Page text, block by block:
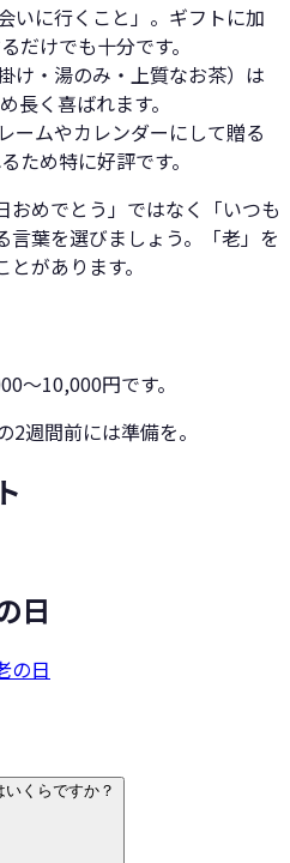
いに行くこと」。ギフトに加
だけでも十分です。
け・湯のみ・上質なお茶）は
長く喜ばれます。
ームやカレンダーにして贈る
ため特に好評です。
おめでとう」ではなく「いつも
言葉を選びましょう。「老」を
があります。
〜10,000円です。
2週間前には準備を。
日
の日
くらですか？